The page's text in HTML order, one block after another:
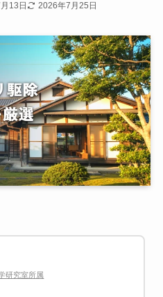
13日 2026年7月25日
研究室所属